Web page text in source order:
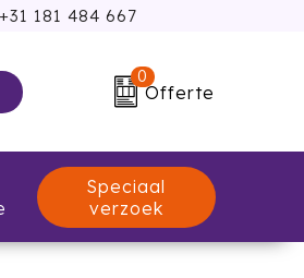
181 484 667
0
Offerte
Speciaal
verzoek